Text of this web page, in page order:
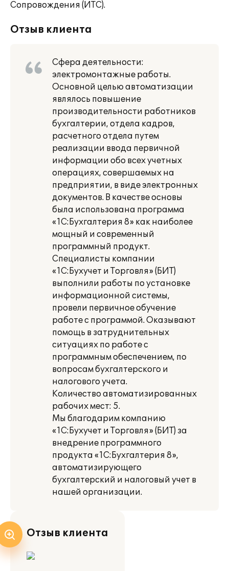
Сопровождения (ИТС).
Отзыв клиента
Сфера деятельности:
электромонтажные работы.
Основной целью автоматизации
являлось повышение
производительности работников
бухгалтерии, отдела кадров,
расчетного отдела путем
реализации ввода первичной
информации обо всех учетных
операциях, совершаемых на
предприятии, в виде электронных
документов. В качестве основы
была использована программа
«1С:Бухгалтерия 8» как наиболее
мощный и современный
программный продукт.
Специалисты компании
«1С:Бухучет и Торговля» (БИТ)
выполнили работы по установке
информационной системы,
провели первичное обучение
работе с программой. Оказывают
помощь в затруднительных
ситуациях по работе с
программным обеспечением, по
вопросам бухгалтерского и
налогового учета.
Количество автоматизированных
рабочих мест: 5.
Мы благодарим компанию
«1С:Бухучет и Торговля» (БИТ) за
внедрение программного
продукта «1С:Бухгалтерия 8»,
автоматизирующего
бухгалтерский и налоговый учет в
нашей организации.
Отзыв клиента